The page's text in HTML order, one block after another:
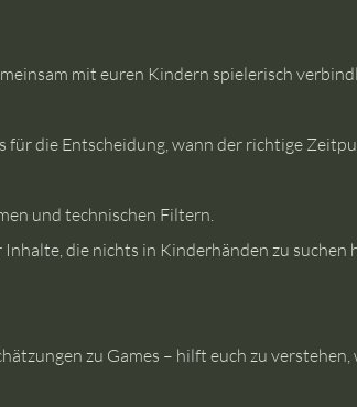
mit euren Kindern spielerisch
für die Entscheidung, wann der richtige
und technischen Filtern.
die nichts in Kinderhänden zu suchen
zu Games – hilft euch zu